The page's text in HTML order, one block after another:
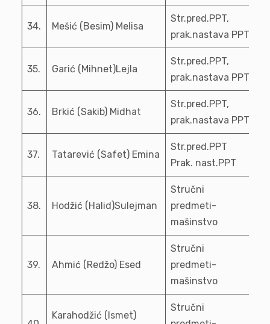
34. Mešić (Besim) Melisa
Str.pred.PPT,
prak.nastava PPT
35. Garić (Mihnet)Lejla
Str.pred.PPT,
prak.nastava PPT
36. Brkić (Sakib) Midhat
Str.pred.PPT,
prak.nastava PPT
37. Tatarević (Safet) Emina
Str.pred.PPT
Prak. nast.PPT
38. Hodžić (Halid)Sulejman
Stručni
predmeti-
mašinstvo
39. Ahmić (Redžo) Esed
Stručni
predmeti-
mašinstvo
Karahodžić (Ismet)
Stručni